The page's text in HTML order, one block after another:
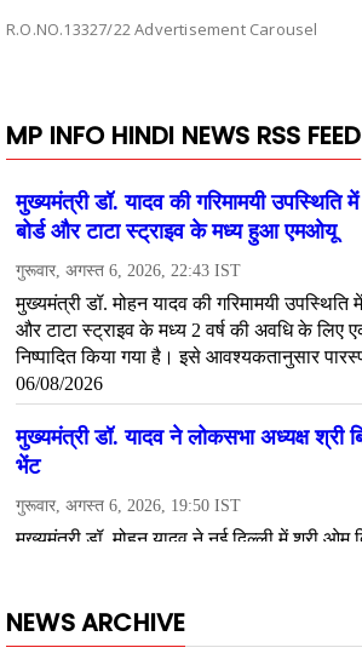
R.O.NO.13327/22 Advertisement Carousel
MP INFO HINDI NEWS RSS FEED
NEWS ARCHIVE